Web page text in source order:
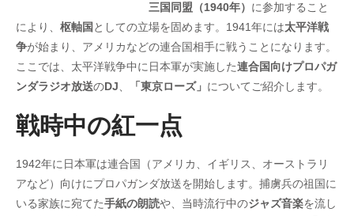
三国同盟（1940年） に参加すること
により、 枢軸国 としての立場を固めます。1941年には太平洋戦
争が始まり、アメリカなどの連合国相手に戦うことになります。
ここでは、太平洋戦争中に日本軍が実施した連合国向けプロパガ
ンダラジオ放送のDJ 「東京ローズ」 についてご紹介します。
戦時中の紅一点
1942年に日本軍は連合国（アメリカ、イギリス、オーストラリ
アなど）向けにプロパガンダ放送を開始します。捕虜兵の祖国に
いる家族に宛てた手紙の朗読や、当時流行中のジャズ音楽を流し